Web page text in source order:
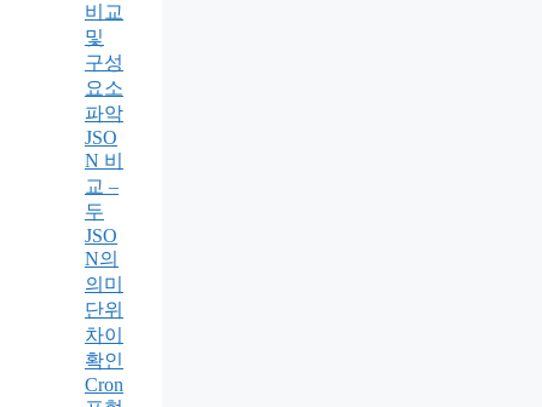
비교
및
구성
요소
파악
JSO
N 비
교 –
두
JSO
N의
의미
단위
차이
확인
Cron